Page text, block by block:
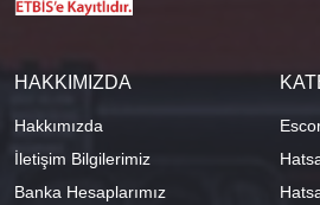
HAKKIMIZDA
Hakkımızda
İletişim Bilgilerimiz
Banka Hesaplarımız